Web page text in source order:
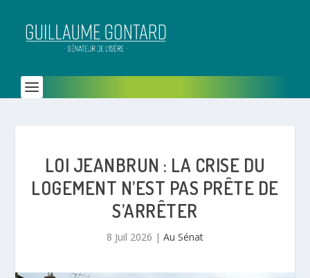
LOI JEANBRUN : LA CRISE DU
LOGEMENT N’EST PAS PRÊTE DE
S’ARRÊTER
8 Juil 2026 | Au Sénat